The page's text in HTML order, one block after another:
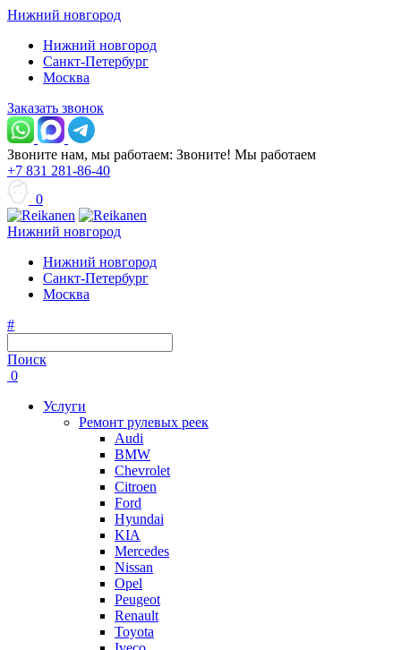
Нижний новгород
Нижний новгород
Санкт-Петербург
Москва
Заказать звонок
Звоните нам, мы работаем: Звоните! Мы работаем
+7 831 281-86-40
0
Нижний новгород
Нижний новгород
Санкт-Петербург
Москва
#
Поиск
0
Услуги
Ремонт рулевых реек
Audi
BMW
Chevrolet
Citroen
Ford
Hyundai
KIA
Mercedes
Nissan
Opel
Peugeot
Renault
Toyota